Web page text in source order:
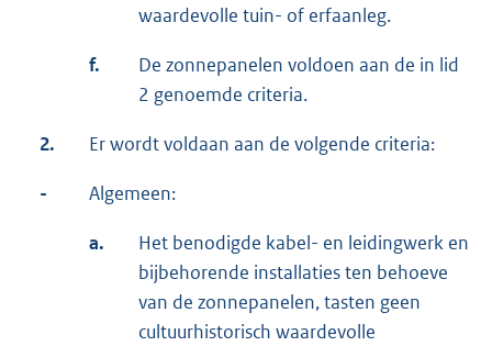
waardevolle tuin- of erfaanleg.
f.
De zonnepanelen voldoen aan de in lid
2 genoemde criteria.
2. Er wordt voldaan aan de volgende criteria:
- Algemeen:
a.
Het benodigde kabel- en leidingwerk en
bijbehorende installaties ten behoeve
van de zonnepanelen, tasten geen
cultuurhistorisch waardevolle